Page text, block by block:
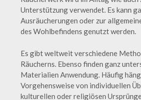
Unterstützung verwendet. Es kann
Ausräucherungen oder zur
des Wohlbefindens genutzt werden.
Es gibt weltweit verschiedene
Räucherns. Ebenso finden ganz
Materialien Anwendung. Häufig
Vorgehensweise von individuellen
kulturellen oder religiösen